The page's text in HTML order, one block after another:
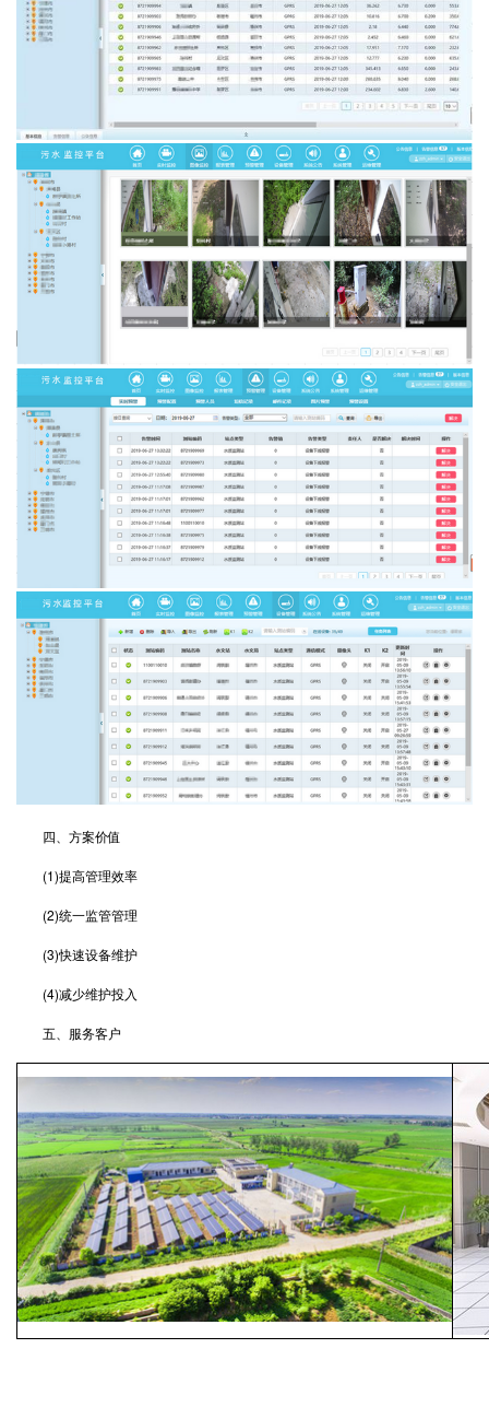
四、方案价值
(1)提高管理效率
(2)统一监管管理
(3)快速设备维护
(4)减少维护投入
五、服务客户